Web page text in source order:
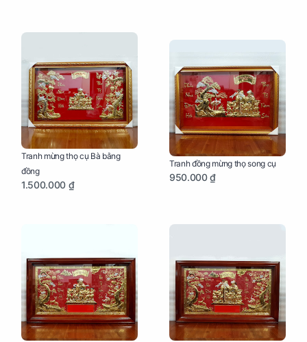
Tranh mừng thọ cụ Bà bằng
đồng
1.500.000 ₫
Tranh đồng mừng thọ song cụ
950.000 ₫